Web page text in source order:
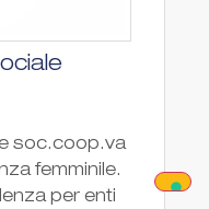
soc.coop.va
femminile.
per enti